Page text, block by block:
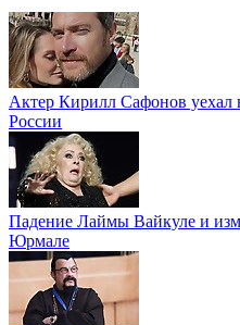
Актер Кирилл Сафонов
России
Падение Лаймы Вайкуле и
Юрмале